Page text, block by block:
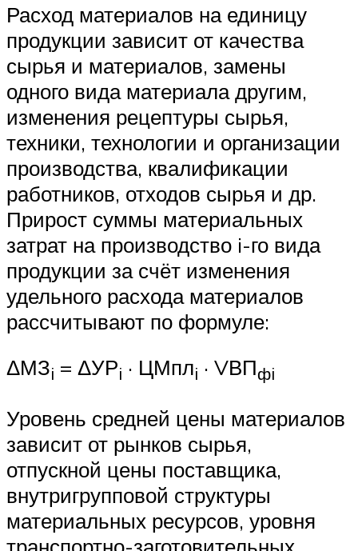
Расход материалов на единицу
продукции зависит от качества
сырья и материалов, замены
одного вида материала другим,
изменения рецептуры сырья,
техники, технологии и организации
производства, квалификации
работников, отходов сырья и др.
Прирост суммы материальных
затрат на производство i-го вида
продукции за счёт изменения
удельного расхода материалов
рассчитывают по формуле:
ΔМЗi = ΔУРi · ЦМплi · VВПфi
Уровень средней цены материалов
зависит от рынков сырья,
отпускной цены поставщика,
внутригрупповой структуры
материальных ресурсов, уровня